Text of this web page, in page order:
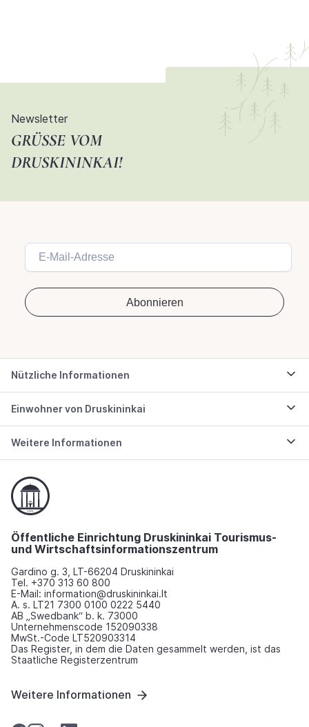
Newsletter
GRÜSSE VOM D
RUSKININKAI!
Nützliche Informationen
Einwohner von Druskininkai
Weitere Informationen
Öffentliche Einrichtung Druskininkai Tourismus-
und Wirtschaftsinformationszentrum
Gardino g. 3, LT-66204 Druskininkai
Tel. +370 313 60 800
E-Mail: information@druskininkai.lt
A. s. LT21 7300 0100 0222 5440
AB „Swedbank“ b. k. 73000
Unternehmenscode 152090338
MwSt.-Code LT520903314
Das Register, in dem die Daten gesammelt werden, ist das
Staatliche Registerzentrum
Weitere Informationen